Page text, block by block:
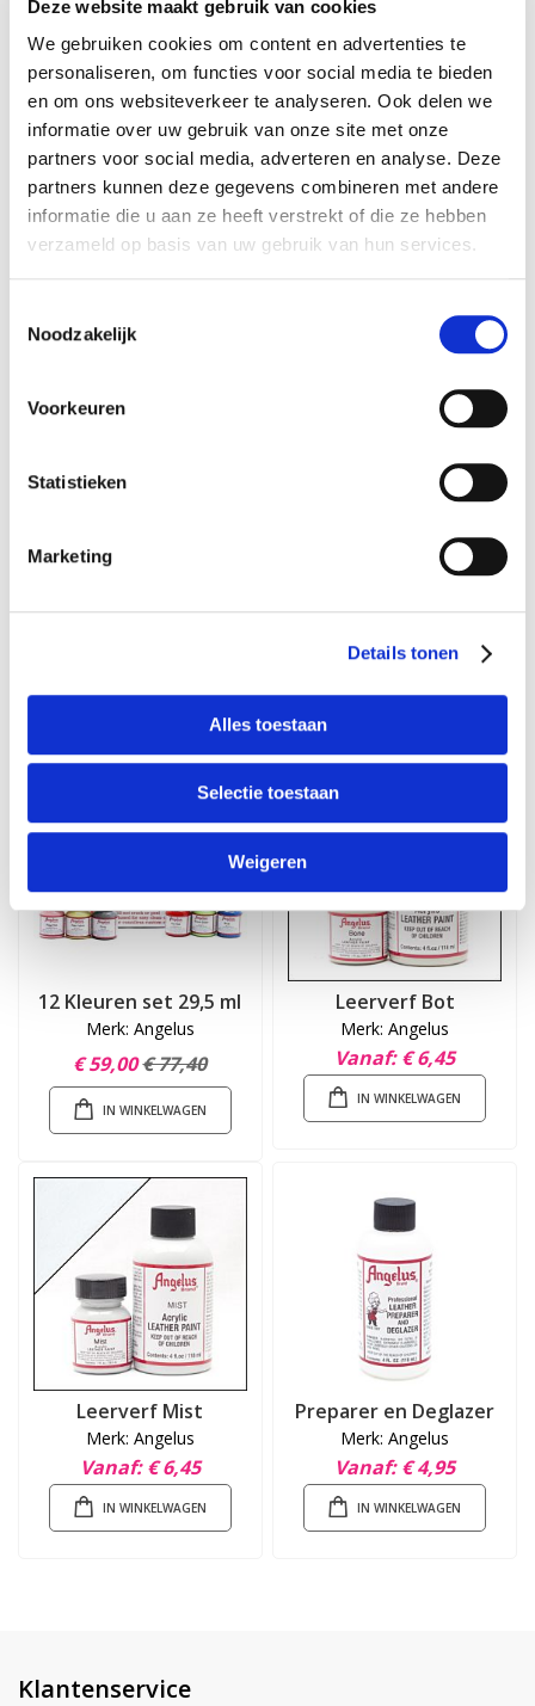
Deze website maakt gebruik van cookies
We gebruiken cookies om content en advertenties te
personaliseren, om functies voor social media te bieden
en om ons websiteverkeer te analyseren. Ook delen we
informatie over uw gebruik van onze site met onze
partners voor social media, adverteren en analyse. Deze
partners kunnen deze gegevens combineren met andere
informatie die u aan ze heeft verstrekt of die ze hebben
verzameld op basis van uw gebruik van hun services.
Noodzakelijk
Voorkeuren
Statistieken
Marketing
Details tonen
Alles toestaan
Selectie toestaan
Weigeren
goede hechting.
Verf dunne, effen laagjes totdat je een egaal en dekkend
resultaat ziet.
Wacht 10-15 min voordat je een nieuwe laag aanbrengt.
Laat je leren item 24 uur rusten voordat je het gebruikt.
Meng Angelus leerverf eventueel met andere Angelus kleuren.
Gebruik een finishervoor extra bescherming en een finish
Hoeveel Angelus leerverf heb ik
Voor een paar schoenen is een potje van 29,5 ml voldoende.
Voor een kleine 2-zits bank is 4 x 118 ml voldoende.
van de gebruikte hoeveelheid verf.
Vragen? Kijk dan bij onzeFAQof neem contact met ons op via
Anderen hebben ook gekocht:
12 Kleuren set 29,5 ml
Merk: Angelus
€ 59,00€ 77,40
IN WINKELWAGEN
Leerverf Bot
Merk: Angelus
Vanaf € 6,45
IN WINKELWAGEN
Leerverf Mist
Merk: Angelus
Vanaf € 6,45
IN WINKELWAGEN
Preparer en Deglazer
Merk: Angelus
Vanaf € 4,95
IN WINKELWAGEN
Klantenservice